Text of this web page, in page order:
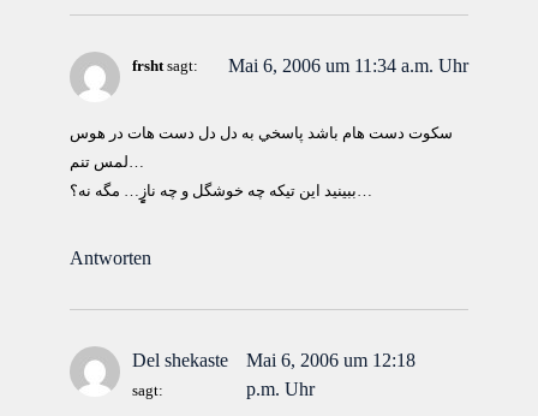
frsht sagt: Mai 6, 2006 um 11:34 a.m. Uhr
سكوت دست هام باشد پاسخي به دل دل دست هات در هوس
لمس تنم…
ببينيد اين تيكه چه خوشگل و چه نازٍٍِ… مگه نه؟…
Antworten
Del shekaste
sagt:
Mai 6, 2006 um 12:18
p.m. Uhr